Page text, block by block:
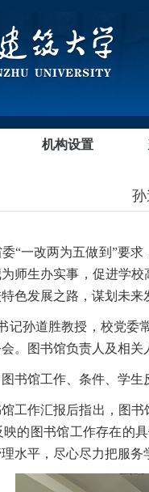
机构设置
“一改两为五做到”要
师生办实事，促进学
色发展之路，谋划未来
记孙道胜教授，校党
。图书馆负责人及相关
书馆工作、条件、学生
工作汇报后指出，图
的图书馆工作存在的
水平，尽心尽力把服